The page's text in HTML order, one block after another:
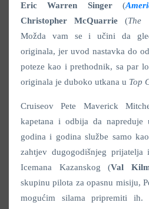
Eric Warren Singer(
Christopher McQuarrie (The
Možda vam se i učini da
originala, jer uvod nastavka do
poteze kao i prethodnik, sa par
originala je duboko utkana u Top
Cruiseov Pete Maverick
kapetana i odbija da napreduje
godina i godina službe samo
zahtjev dugogodišnjeg prijatelja
Icemana Kazanskog (Val
skupinu pilota za opasnu misiju,
mogućim silama pripremiti ih.